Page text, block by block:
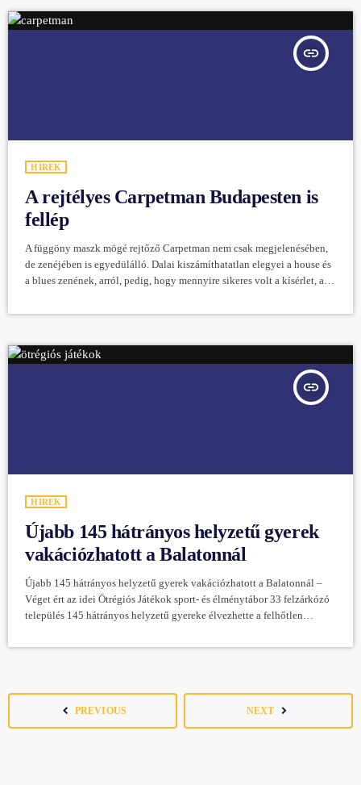
Szeretetszolgálat 2018 óta gyűjti össze a Sziget Fesztivál zárása után a
területen hátrahagyott sátrakat, matracokat és más felszereléseket, […]
insert_link
HÍREK
A rejtélyes Carpetman Budapesten is
fellép
A függöny maszk mögé rejtőző Carpetman nem csak megjelenésében,
de zenéjében is egyedülálló. Dalai kiszámíthatatlan elegyei a house és
a blues zenének, arról, pedig, hogy mennyire sikeres volt a kísérlet, a
európai turnéjára készül, amiből Budapest sem maradhat ki: Carpetman
énekes, aki egy szőnyegből készült maszk mögé rejtőzik, és
Ukrajnában […]
insert_link
HÍREK
Újabb 145 hátrányos helyzetű gyerek
vakációzhatott a Balatonnál
Újabb 145 hátrányos helyzetű gyerek vakációzhatott a Balatonnál –
Véget ért az idei Ötrégiós Játékok sport- és élménytábor 33 felzárkózó
település 145 hátrányos helyzetű gyereke élvezhette a felhőtlen
megrendezett Ötrégiós Játékok 2025 sport- és élménytáborban. Sok
még egyszer sem adatott meg. Az augusztus […]
navigate_before PREVIOUS NEXT navigate_next